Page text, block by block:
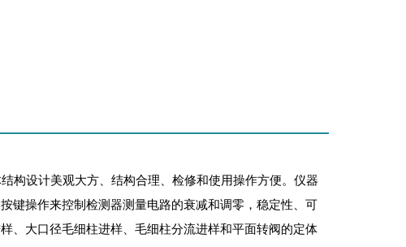
构设计美观大方、结构合理、检修和使用操作方便。仪器
键操作来控制检测器测量电路的衰减和调零，稳定性、可
、大口径毛细柱进样、毛细柱分流进样和平面转阀的定体